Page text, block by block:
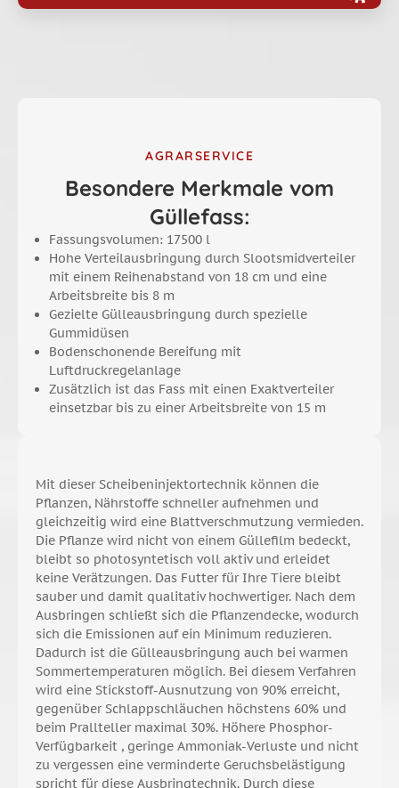
AGRARSERVICE
Besondere Merkmale vom
Güllefass:
Fassungsvolumen: 17500 l
Hohe Verteilausbringung durch Slootsmidverteiler
mit einem Reihenabstand von 18 cm und eine
Arbeitsbreite bis 8 m
Gezielte Gülleausbringung durch spezielle
Gummidüsen
Bodenschonende Bereifung mit
Luftdruckregelanlage
Zusätzlich ist das Fass mit einen Exaktverteiler
einsetzbar bis zu einer Arbeitsbreite von 15 m
Mit dieser Scheibeninjektortechnik können die
Pflanzen, Nährstoffe schneller aufnehmen und
gleichzeitig wird eine Blattverschmutzung vermieden.
Die Pflanze wird nicht von einem Güllefilm bedeckt,
bleibt so photosyntetisch voll aktiv und erleidet
keine Verätzungen. Das Futter für Ihre Tiere bleibt
sauber und damit qualitativ hochwertiger. Nach dem
Ausbringen schließt sich die Pflanzendecke, wodurch
sich die Emissionen auf ein Minimum reduzieren.
Dadurch ist die Gülleausbringung auch bei warmen
Sommertemperaturen möglich. Bei diesem Verfahren
wird eine Stickstoff-Ausnutzung von 90% erreicht,
gegenüber Schlappschläuchen höchstens 60% und
beim Prallteller maximal 30%. Höhere Phosphor-
Verfügbarkeit , geringe Ammoniak-Verluste und nicht
zu vergessen eine verminderte Geruchsbelästigung
spricht für diese Ausbringtechnik. Durch diese